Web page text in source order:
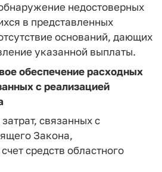
недостоверных
в представленных
оснований, дающих
указанной выплаты.
обеспечение расходных
с реализацией
связанных с
Закона,
средств областного